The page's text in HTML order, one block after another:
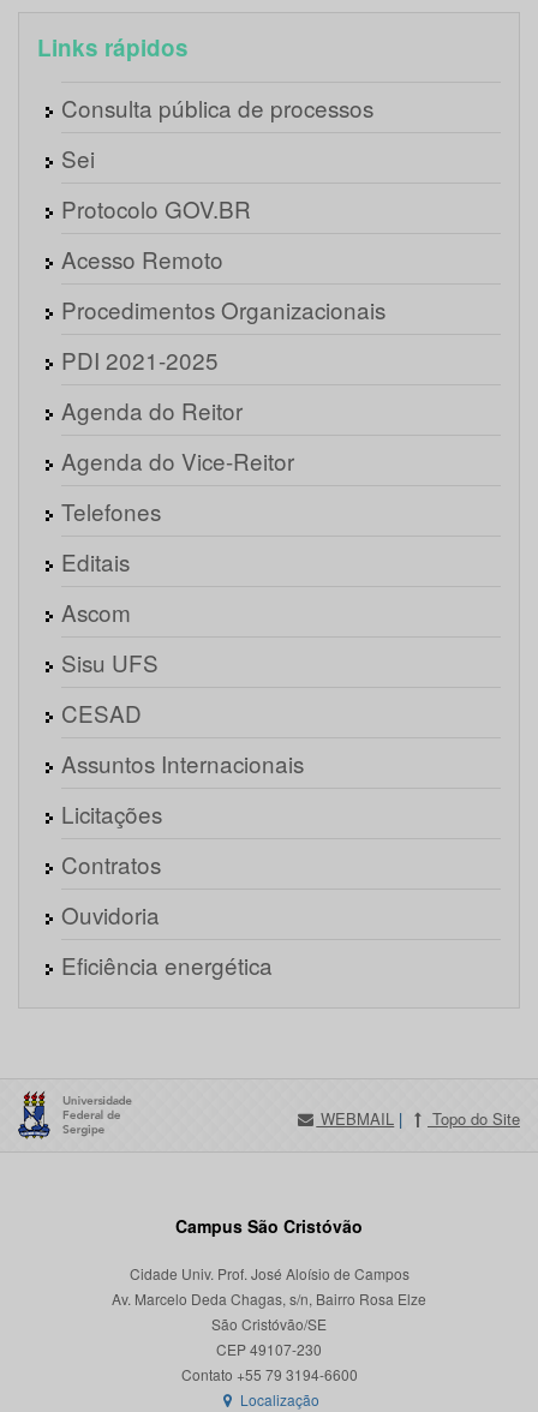
Links rápidos
Consulta pública de processos
Sei
Protocolo GOV.BR
Acesso Remoto
Procedimentos Organizacionais
PDI 2021-2025
Agenda do Reitor
Agenda do Vice-Reitor
Telefones
Editais
Ascom
Sisu UFS
CESAD
Assuntos Internacionais
Licitações
Contratos
Ouvidoria
Eficiência energética
WEBMAIL | Topo do Site
Campus São Cristóvão
Cidade Univ. Prof. José Aloísio de Campos
Av. Marcelo Deda Chagas, s/n, Bairro Rosa Elze
São Cristóvão/SE
CEP 49107-230
Localização